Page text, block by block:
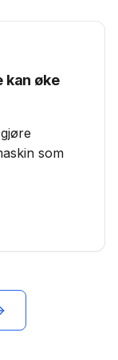
kan øke
som